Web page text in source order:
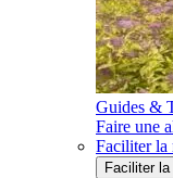
Guides &
Faire une
Faciliter la
Faciliter